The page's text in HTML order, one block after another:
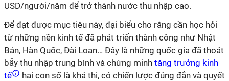
USD/người/năm để trở thành nước thu nhập cao.
Để đạt được mục tiêu này, đại biểu cho rằng cần học hỏi
từ những nền kinh tế đã phát triển thành công như Nhật
Bản, Hàn Quốc, Đài Loan… Đây là những quốc gia đã thoát
bẫy thu nhập trung bình và chứng minh tăng trưởng kinh
tế
hai con số là khả thi, có chiến lược đúng đắn và quyết